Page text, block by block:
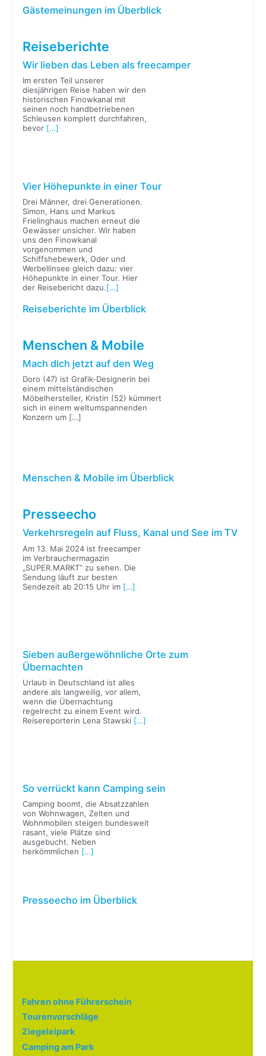
Gästemeinungen im Überblick
Reiseberichte
Wir lieben das Leben als freecamper
Im ersten Teil unserer
diesjährigen Reise haben wir den
historischen Finowkanal mit
seinen noch handbetriebenen
Schleusen komplett durchfahren,
bevor […]
Vier Höhepunkte in einer Tour
Drei Männer, drei Generationen.
Simon, Hans und Markus
Frielinghaus machen erneut die
Gewässer unsicher. Wir haben
uns den Finowkanal
vorgenommen und
Schiffshebewerk, Oder und
Werbellinsee gleich dazu: vier
Höhepunkte in einer Tour. Hier
der Reisebericht dazu.[…]
Reiseberichte im Überblick
Menschen & Mobile
Mach dich jetzt auf den Weg
Doro (47) ist Grafik-Designerin bei
einem mittelständischen
Möbelhersteller, Kristin (52) kümmert
sich in einem weltumspannenden
Konzern um […]
Menschen & Mobile im Überblick
Presseecho
Verkehrsregeln auf Fluss, Kanal und See im TV
Am 13. Mai 2024 ist freecamper
im Verbrauchermagazin
„SUPER.MARKT“ zu sehen. Die
Sendung läuft zur besten
Sendezeit ab 20:15 Uhr im […]
Sieben außergewöhnliche Orte zum
Übernachten
Urlaub in Deutschland ist alles
andere als langweilig, vor allem,
wenn die Übernachtung
regelrecht zu einem Event wird.
Reisereporterin Lena Stawski […]
So verrückt kann Camping sein
Camping boomt, die Absatzzahlen
von Wohnwagen, Zelten und
Wohnmobilen steigen bundesweit
rasant, viele Plätze sind
ausgebucht. Neben
herkömmlichen […]
Presseecho im Überblick
Fahren ohne Führerschein
Tourenvorschläge
Ziegeleipark
Camping am Park